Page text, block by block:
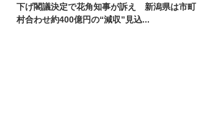
下げ閣議決定で花角知事が訴え 新潟県は市町
村合わせ約400億円の“減収”見込...